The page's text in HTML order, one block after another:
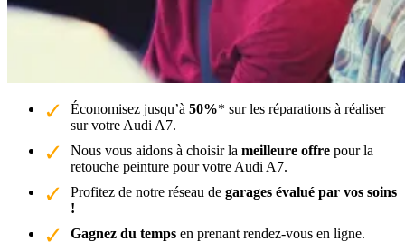
Économisez jusqu’à 50%* sur les réparations à réaliser
sur votre Audi A7.
Nous vous aidons à choisir la meilleure offre pour la
retouche peinture pour votre Audi A7.
Profitez de notre réseau de garages évalué par vos soins
!
Gagnez du temps en prenant rendez-vous en ligne.